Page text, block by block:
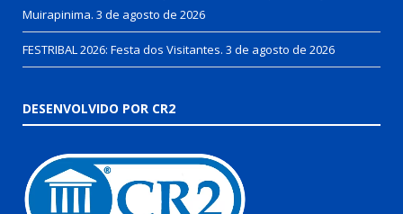
Muirapinima. 3 de agosto de 2026
FESTRIBAL 2026: Festa dos Visitantes. 3 de agosto de 2026
DESENVOLVIDO POR CR2